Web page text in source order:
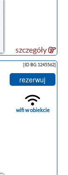
szczegóły
[ID BG.1245562]
rezerwuj
wifi w obiekcie